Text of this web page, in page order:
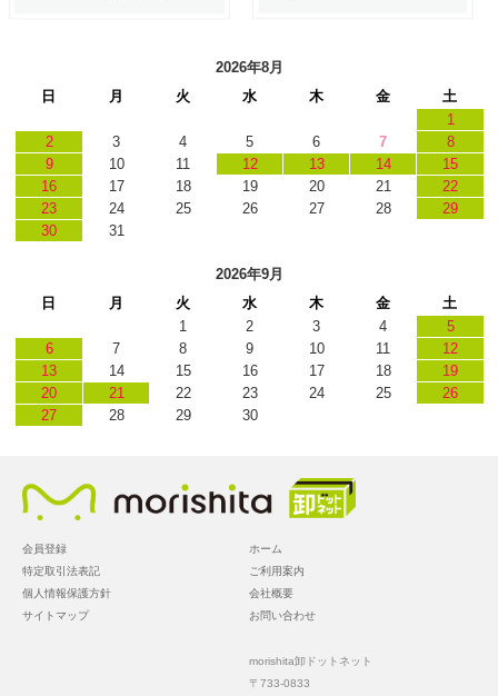
2026年8月
日
月 火 水 木 金
土
1
2
3 4 5 6 7
8
9
10 11 12 13 14
15
16
17 18 19 20 21
22
23
24 25 26 27 28
29
30
31
2026年9月
日
月 火 水 木 金
土
1
2 3 4
5
6
7 8 9 10 11
12
13
14 15 16 17 18
19
20
21 22 23 24 25
26
27
28 29 30
ホーム
ご利用案内
会社概要
お問い合わせ
会員登録
特定取引法表記
個人情報保護方針
サイトマップ
morishita卸ドットネット
〒733-0833